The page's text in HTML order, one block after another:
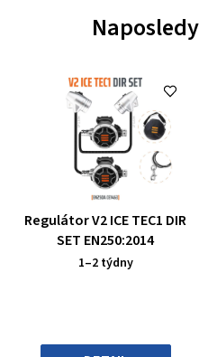
Průměrné
hodnocení
produktu
5
Regulátor V2 ICE TEC1 DIR
SET EN250:2014
1–2 týdny